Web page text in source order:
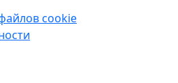
cookie